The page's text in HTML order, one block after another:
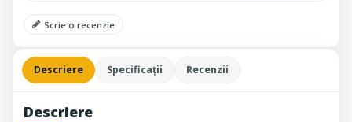
Scrie o recenzie
Descriere Specificații Recenzii
Descriere